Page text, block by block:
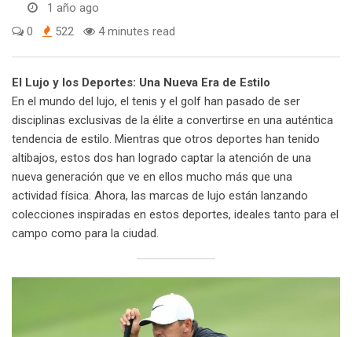
1 año ago
0
522 4 minutes read
El Lujo y los Deportes: Una Nueva Era de Estilo
En el mundo del lujo, el tenis y el golf han pasado de ser
disciplinas exclusivas de la élite a convertirse en una auténtica
tendencia de estilo. Mientras que otros deportes han tenido
altibajos, estos dos han logrado captar la atención de una
nueva generación que ve en ellos mucho más que una
actividad física. Ahora, las marcas de lujo están lanzando
colecciones inspiradas en estos deportes, ideales tanto para el
campo como para la ciudad.